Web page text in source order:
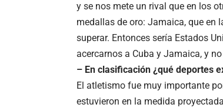
y se nos mete un rival que en los
medallas de oro: Jamaica, que en
superar. Entonces sería Estados
acercarnos a Cuba y Jamaica, y
– En clasificación ¿qué deportes
El atletismo fue muy importante
estuvieron en la medida